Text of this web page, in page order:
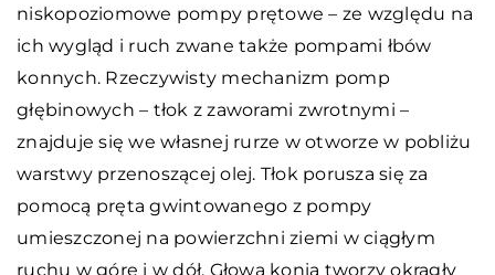
niskopoziomowe pompy prętowe – ze względu na
ich wygląd i ruch zwane także pompami łbów
konnych. Rzeczywisty mechanizm pomp
głębinowych – tłok z zaworami zwrotnymi –
znajduje się we własnej rurze w otworze w pobliżu
warstwy przenoszącej olej. Tłok porusza się za
pomocą pręta gwintowanego z pompy
umieszczonej na powierzchni ziemi w ciągłym
ruchu w górę i w dół. Głowa konia tworzy okrągły